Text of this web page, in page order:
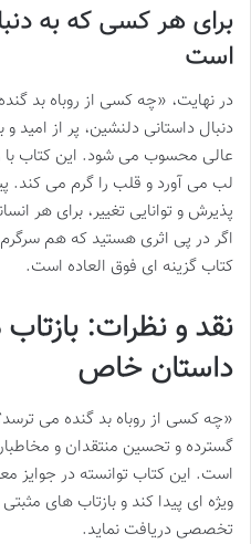
برای هر کسی که به
است
در نهایت، «چه کسی از روباه بد
دنبال داستانی دلنشین، پر از
عالی محسوب می شود. این کتاب با
لب می آورد و قلب را گرم می کند.
پذیرش و توانایی تغییر، برای هر
اگر در پی اثری هستید که هم سرگرم
کتاب گزینه ای فوق العاده است.
نقد و نظرات:
داستان خاص
«چه کسی از روباه بد گنده می
گسترده و تحسین منتقدان و
است. این کتاب توانسته در جوایز
ویژه ای پیدا کند و بازتاب های
تخصصی دریافت نماید.